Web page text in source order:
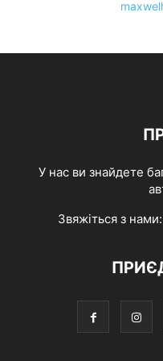
У нас ви знайдете
Звяжіться з нами: